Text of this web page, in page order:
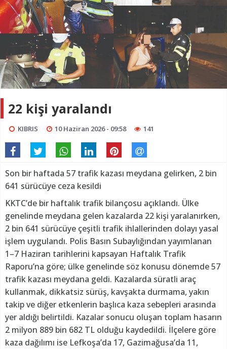
22 kişi yaralandı
KIBRIS 10 Haziran 2026 - 09:58 141
Son bir haftada 57 trafik kazası meydana gelirken, 2 bin
641 sürücüye ceza kesildi
KKTC’de bir haftalık trafik bilançosu açıklandı. Ülke
genelinde meydana gelen kazalarda 22 kişi yaralanırken,
2 bin 641 sürücüye çeşitli trafik ihlallerinden dolayı yasal
işlem uygulandı. Polis Basın Subaylığından yayımlanan
1–7 Haziran tarihlerini kapsayan Haftalık Trafik
Raporu’na göre; ülke genelinde söz konusu dönemde 57
trafik kazası meydana geldi. Kazalarda süratli araç
kullanmak, dikkatsiz sürüş, kavşakta durmama, yakın
takip ve diğer etkenlerin başlıca kaza sebepleri arasında
yer aldığı belirtildi. Kazalar sonucu oluşan toplam hasarın
2 milyon 889 bin 682 TL olduğu kaydedildi. İlçelere göre
kaza dağılımı ise Lefkoşa’da 17, Gazimağusa’da 11,